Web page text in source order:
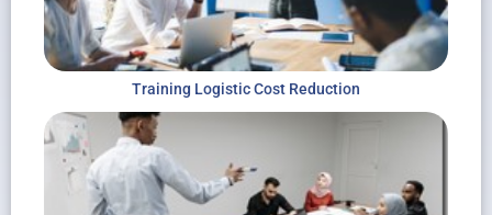
Training Logistic Cost Reduction